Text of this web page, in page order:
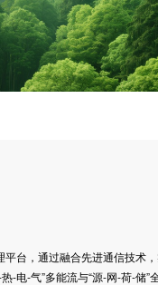
台，通过融合先进通信技术
-电-气”多能流与“源-网-荷-储”